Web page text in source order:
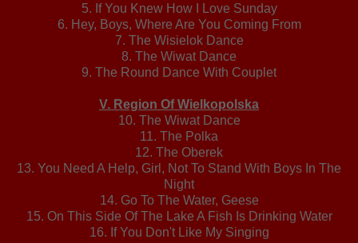
5. If You Knew How I Love Sunday
6. Hey, Boys, Where Are You Coming From
7. The Wisielok Dance
8. The Wiwat Dance
9. The Round Dance With Couplet
V. Region Of Wielkopolska
10. The Wiwat Dance
11. The Polka
12. The Oberek
13. You Need A Help, Girl, Not To Stand With Boys In The
Night
14. Go To The Water, Geese
15. On This Side Of The Lake A Fish Is Drinking Water
16. If You Don't Like My Singing